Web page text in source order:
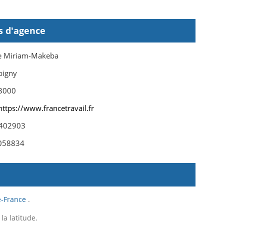
d'agence
Miriam-Makeba
www.francetravail.fr
France .
la latitude.